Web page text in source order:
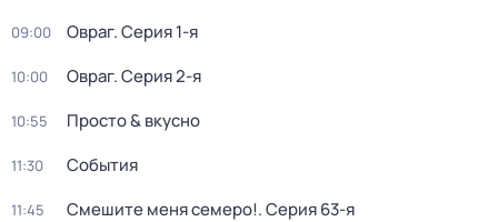
09:00 Овраг. Серия 1-я
10:00 Овраг. Серия 2-я
10:55 Просто & вкусно
11:30 События
11:45 Смешите меня семеро!. Серия 63-я